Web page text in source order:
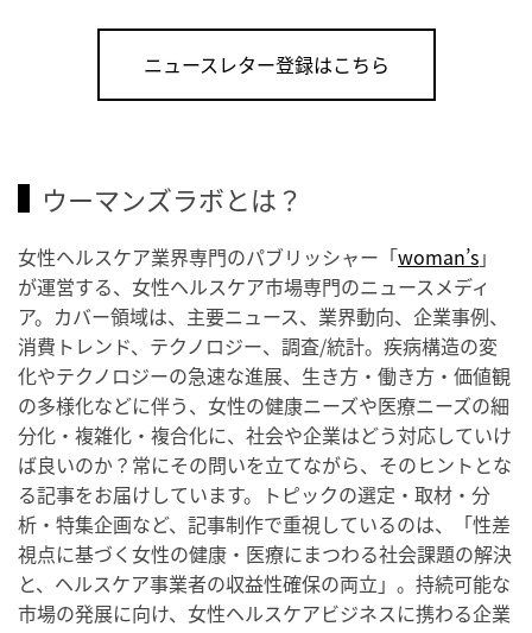
ニュースレター登録はこちら
ウーマンズラボとは？
女性ヘルスケア業界専門のパブリッシャー「woman’s」
が運営する、女性ヘルスケア市場専門のニュースメディ
ア。カバー領域は、主要ニュース、業界動向、企業事例、
消費トレンド、テクノロジー、調査/統計。疾病構造の変
化やテクノロジーの急速な進展、生き方・働き方・価値観
の多様化などに伴う、女性の健康ニーズや医療ニーズの細
分化・複雑化・複合化に、社会や企業はどう対応していけ
ば良いのか？常にその問いを立てながら、そのヒントとな
る記事をお届けしています。トピックの選定・取材・分
析・特集企画など、記事制作で重視しているのは、「性差
視点に基づく女性の健康・医療にまつわる社会課題の解決
と、ヘルスケア事業者の収益性確保の両立」。持続可能な
市場の発展に向け、女性ヘルスケアビジネスに携わる企業